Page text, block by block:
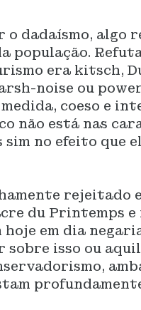
dadaísmo, algo
era kitsch,
noise ou
coeso e
não está nas
sim no efeito que
rejeitado
du Printemps e
hoje em dia
isso ou